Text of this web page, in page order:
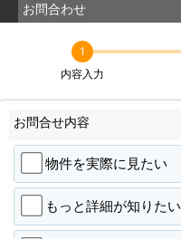
お問合わせ
1
内容入力
お問合せ内容
物件を実際に見たい
もっと詳細が知りたい